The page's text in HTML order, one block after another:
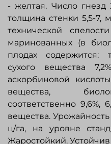
- желтая. Число гнезд
толщина стенки 5,5-7,
технической
маринованных (в
плодах содержится:
сухого вещества
аскорбиновой
вещества,
соответственно 9,6%,
вещества.
ц/га, на уровне
Жаростойкий.